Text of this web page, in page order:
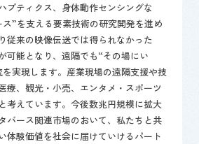
プティクス、身体動作センシングな
”を支える要素技術の研究開発を進め
従来の映像伝送では得られなかった
可能となり、遠隔でも“その場にい
実現します。産業現場の遠隔支援や技
療、観光・小売、エンタメ・スポーツ
考えています。今後数兆円規模に拡大
バース関連市場のおいて、私たちと共
体験価値を社会に届けていけるパート